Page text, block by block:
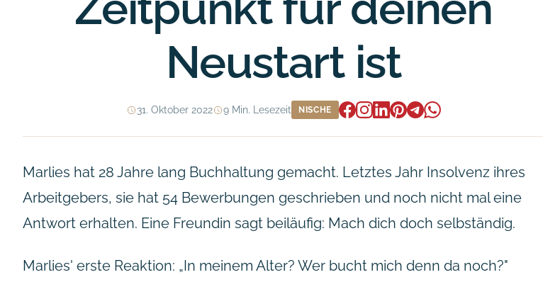
Neustart ist
31. Oktober 2022 9 Min. Lesezeit NISCHE
Marlies hat 28 Jahre lang Buchhaltung gemacht. Letztes Jahr Insolvenz ihres
Arbeitgebers, sie hat 54 Bewerbungen geschrieben und noch nicht mal eine
Antwort erhalten. Eine Freundin sagt beiläufig: Mach dich doch selbständig.
Marlies' erste Reaktion: „In meinem Alter? Wer bucht mich denn da noch?"